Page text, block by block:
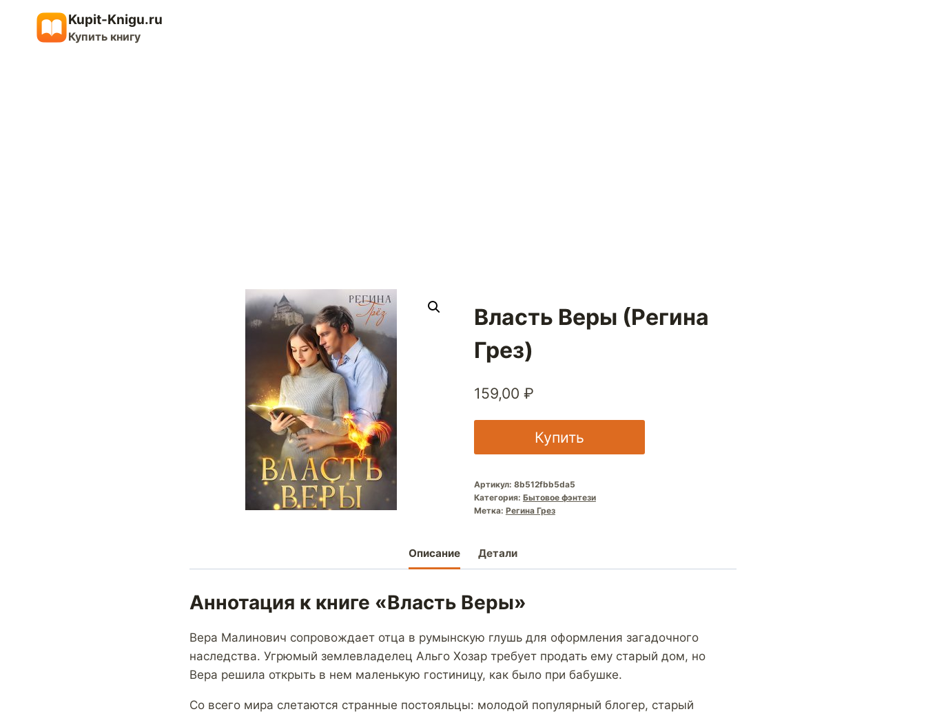
содержимому
Kupit-Knigu.ru
Купить книгу
Власть Веры (Регина
Грез)
159,00 ₽
Купить
Артикул: 8b512fbb5da5
Категория: Бытовое фэнтези
Метка: Регина Грез
Описание Детали
Аннотация к книге «Власть Веры»
Вера Малинович сопровождает отца в румынскую глушь для оформления загадочного
наследства. Угрюмый землевладелец Альго Хозар требует продать ему старый дом, но
Вера решила открыть в нем маленькую гостиницу, как было при бабушке.
Со всего мира слетаются странные постояльцы: молодой популярный блогер, старый